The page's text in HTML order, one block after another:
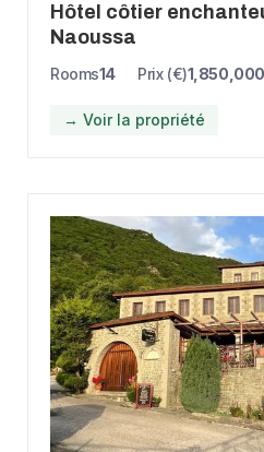
Hôtel côtier
Naoussa
Rooms14 Prix (€)1,850,000
→ Voir la propriété